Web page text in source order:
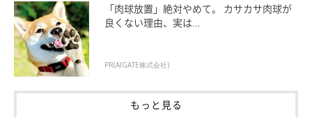
「肉球放置」絶対やめて。 カサカサ肉球が
良くない理由、実は...
PR(AIGATE株式会社)
もっと見る